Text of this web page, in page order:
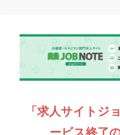
「求人サイトジ